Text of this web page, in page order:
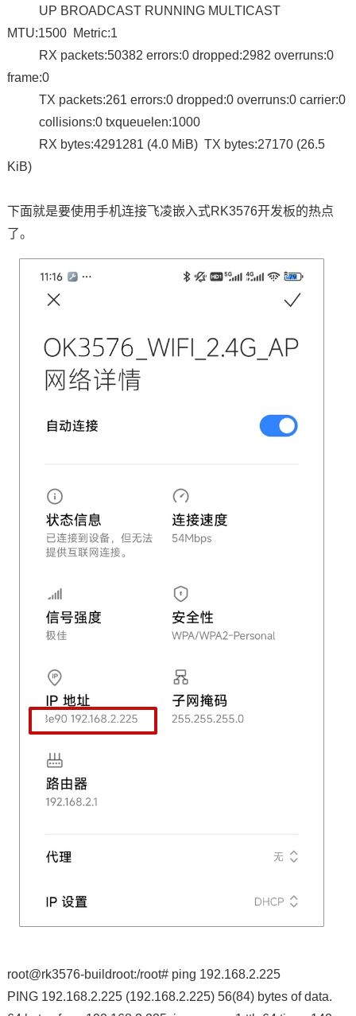
UP BROADCAST RUNNING MULTICAST
MTU:1500 Metric:1
RX packets:50382 errors:0 dropped:2982 overruns:0
frame:0
TX packets:261 errors:0 dropped:0 overruns:0 carrier:0
collisions:0 txqueuelen:1000
RX bytes:4291281 (4.0 MiB) TX bytes:27170 (26.5
KiB)
下面就是要使用手机连接飞凌嵌入式RK3576开发板的热点
了。
root@rk3576-buildroot:/root# ping 192.168.2.225
PING 192.168.2.225 (192.168.2.225) 56(84) bytes of data.